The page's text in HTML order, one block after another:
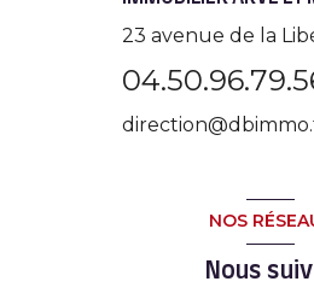
23 avenue de la
NOS
Nous